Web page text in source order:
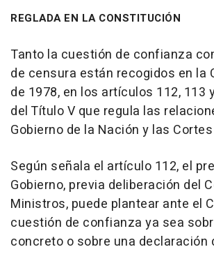
REGLADA EN LA CONSTITUCIÓN
Tanto la cuestión de confianza
de censura están recogidos en la
de 1978, en los artículos 112, 113
del Título V que regula las
Gobierno de la Nación y las
Según señala el artículo 112, el
Gobierno, previa deliberación del
Ministros, puede plantear ante el
cuestión de confianza ya sea
concreto o sobre una declaración